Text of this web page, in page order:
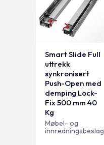
Smart Slide Full
uttrekk
synkronisert
Push-Open med
demping Lock-
Fix 500 mm 40
Kg
Møbel- og
innredningsbeslag